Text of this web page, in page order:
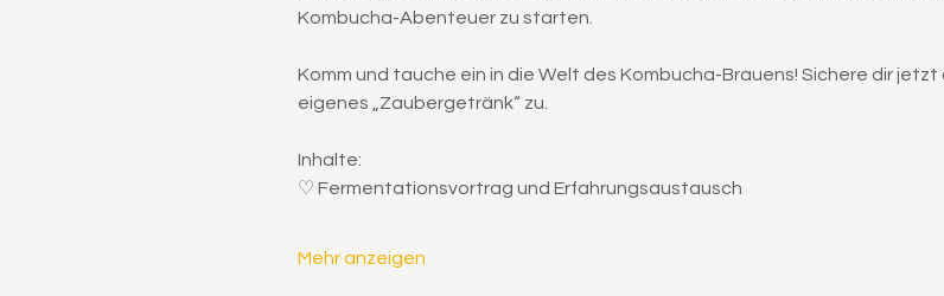
Kombucha-Abenteuer zu starten.
Komm und tauche ein in die Welt des Kombucha-Brauens! Sichere dir
eigenes „Zaubergetränk“ zu.
Inhalte:
♡ Fermentationsvortrag und Erfahrungsaustausch
Mehr anzeigen